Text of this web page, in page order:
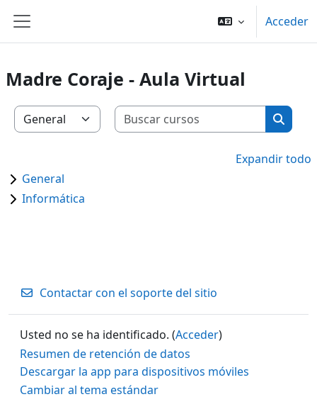
Panel lateral
Acceder
Madre Coraje - Aula Virtual
Categorías
Buscar
Expandir todo
General
Informática
Contactar con el soporte del sitio
Usted no se ha identificado. (Acceder)
Resumen de retención de datos
Descargar la app para dispositivos móviles
Cambiar al tema estándar